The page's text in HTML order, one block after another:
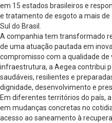
em 15 estados brasileiros e
e tratamento de esgoto a mais de
Sul do Brasil.
A companhia tem transformado
de uma atuação pautada em
compromisso com a qualidade de
infraestrutura, a Aegea contribui
saudáveis, resilientes e
dignidade, desenvolvimento e
Em diferentes territórios do país,
em mudanças concretas no
acesso ao saneamento à